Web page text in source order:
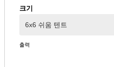
크기
출력